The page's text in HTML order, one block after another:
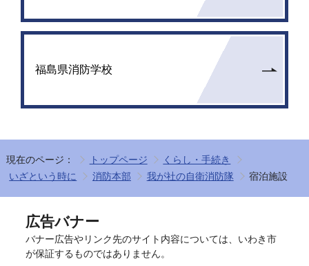
福島県消防学校
現在のページ： トップページ
くらし・手続き
いざという時に
消防本部 我が社の自衛消防隊 宿泊施設
広告バナー
バナー広告やリンク先のサイト内容については、いわき市
が保証するものではありません。